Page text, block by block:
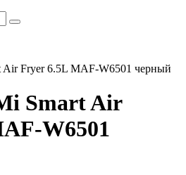
Air Fryer 6.5L MAF-W6501 черный
Smart Air
W6501